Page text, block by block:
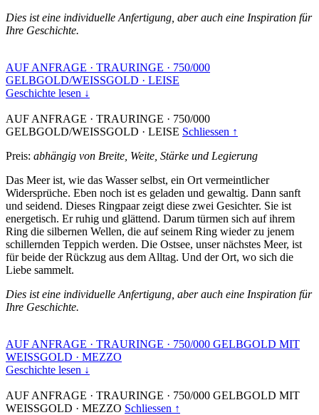
Dies ist eine individuelle Anfertigung, aber auch eine Inspiration für
Ihre Geschichte.
AUF ANFRAGE · TRAURINGE · 750/000
GELBGOLD/WEISSGOLD · LEISE
Geschichte lesen ↓
AUF ANFRAGE · TRAURINGE · 750/000
GELBGOLD/WEISSGOLD · LEISE Schliessen ↑
Preis: abhängig von Breite, Weite, Stärke und Legierung
Das Meer ist, wie das Wasser selbst, ein Ort vermeintlicher
Widersprüche. Eben noch ist es geladen und gewaltig. Dann sanft
und seidend. Dieses Ringpaar zeigt diese zwei Gesichter. Sie ist
energetisch. Er ruhig und glättend. Darum türmen sich auf ihrem
Ring die silbernen Wellen, die auf seinem Ring wieder zu jenem
schillernden Teppich werden. Die Ostsee, unser nächstes Meer, ist
für beide der Rückzug aus dem Alltag. Und der Ort, wo sich die
Liebe sammelt.
Dies ist eine individuelle Anfertigung, aber auch eine Inspiration für
Ihre Geschichte.
AUF ANFRAGE · TRAURINGE · 750/000 GELBGOLD MIT
WEISSGOLD · MEZZO
Geschichte lesen ↓
AUF ANFRAGE · TRAURINGE · 750/000 GELBGOLD MIT
WEISSGOLD · MEZZO Schliessen ↑